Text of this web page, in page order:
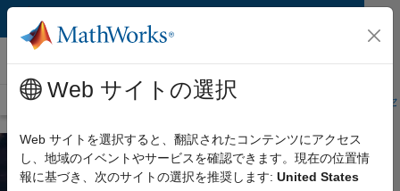
コンテンツへスキップ
MATLAB および Simulink イベント
概要 今後のイベント イベントの講演資料 オンデマンド Web
Web サイトの選択
Web サイトを選択すると、翻訳されたコンテンツにアクセス
し、地域のイベントやサービスを確認できます。現在の位置情
報に基づき、次のサイトの選択を推奨します: United States